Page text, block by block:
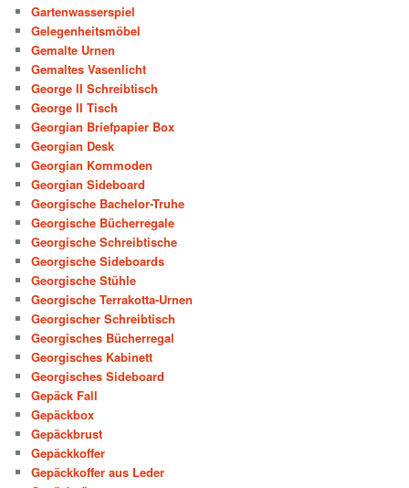
Gartenwasserspiel
Gelegenheitsmöbel
Gemalte Urnen
Gemaltes Vasenlicht
George II Schreibtisch
George II Tisch
Georgian Briefpapier Box
Georgian Desk
Georgian Kommoden
Georgian Sideboard
Georgische Bachelor-Truhe
Georgische Bücherregale
Georgische Schreibtische
Georgische Sideboards
Georgische Stühle
Georgische Terrakotta-Urnen
Georgischer Schreibtisch
Georgisches Bücherregal
Georgisches Kabinett
Georgisches Sideboard
Gepäck Fall
Gepäckbox
Gepäckbrust
Gepäckkoffer
Gepäckkoffer aus Leder